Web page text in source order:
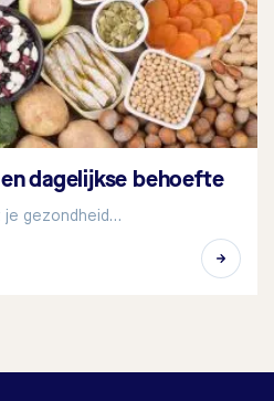
dagelijkse behoefte
je gezondheid…